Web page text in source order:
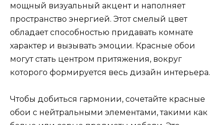
мощный визуальный акцент и наполняет
пространство энергией. Этот смелый цвет
обладает способностью придавать комнате
характер и вызывать эмоции. Красные обои
могут стать центром притяжения, вокруг
которого формируется весь дизайн интерьера.
Чтобы добиться гармонии, сочетайте красные
обои с нейтральными элементами, такими как